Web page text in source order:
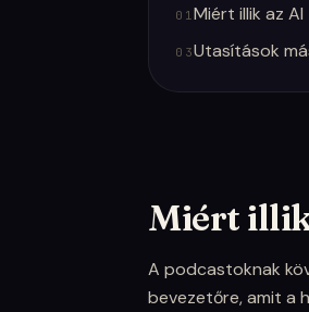
01Miért illik az
03Utasítások
Miért illik
A podcastoknak
bevezetőre, amit a